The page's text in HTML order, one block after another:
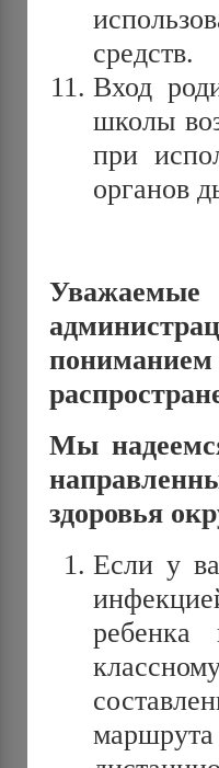
средств.
Вход
школы
при
органов
Уважаемые
Мы
здоровья
Если у
ребенка